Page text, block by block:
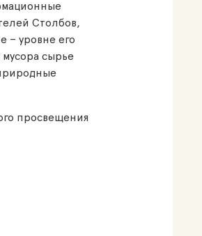
Столбов,
– уровне его
сырье
просвещения